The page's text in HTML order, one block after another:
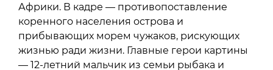
Африки. В кадре — противопоставление
коренного населения острова и
прибывающих морем чужаков, рискующих
жизнью ради жизни. Главные герои картины
— 12-летний мальчик из семьи рыбака и